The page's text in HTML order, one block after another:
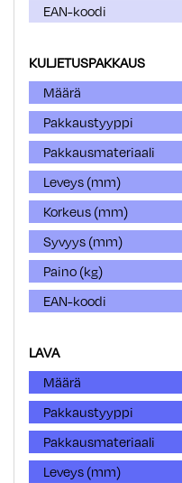
EAN-koodi
KULJETUSPAKKAUS
Määrä
Pakkaustyyppi
Pakkausmateriaali
Leveys (mm)
Korkeus (mm)
Syvyys (mm)
Paino (kg)
EAN-koodi
LAVA
Määrä
Pakkaustyyppi
Pakkausmateriaali
Leveys (mm)